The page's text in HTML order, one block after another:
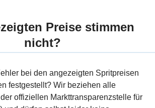
Preise stimmen
nicht?
bei den angezeigten Spritpreisen
festgestellt? Wir beziehen alle
offiziellen Markttransparenzstelle für